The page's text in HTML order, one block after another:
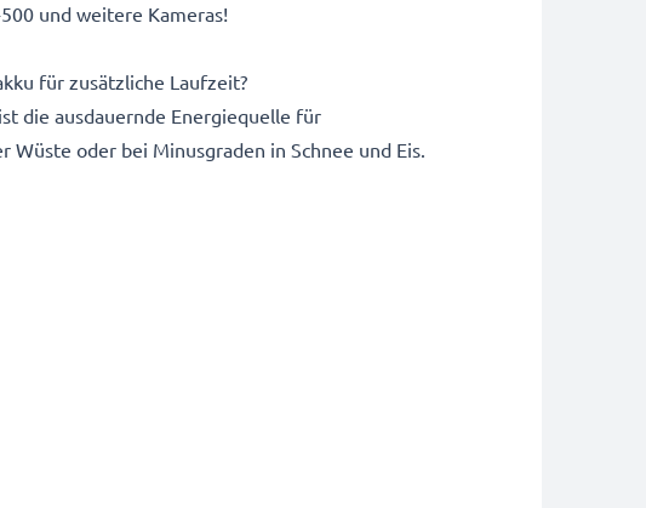
und weitere Kameras!
für zusätzliche Laufzeit?
die ausdauernde Energiequelle für
oder bei Minusgraden in Schnee und Eis.